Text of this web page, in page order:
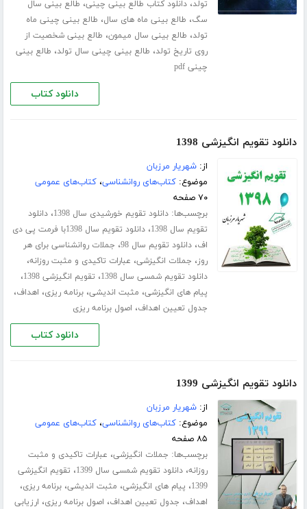
تولد،دانلود کتاب طالع بینی چینی، طالع بینی سال
سگ، طالع بینی ماه های سال، طالع بینی چینی ماه
تولد، طالع بینی سال میمون، طالع بینی شخصیت از
روی تاریخ تولد، طالع بینی چینی سال تولد، طالع بینی
چینی pdf
دانلود کتاب
دانلود تقویم انگیزشی 1398
از:شهریار مرزبان
موضوع:کتاب‌های روانشناسی،کتاب‌های عمومی
۷۰ صفحه
برچسب‌ها:دانلود تقویم خورشیدی سال 1398 ،دانلود
تقویم سال 1398
،
دانلود تقویم سال 1398با فرمت پی دی
اف،دانلود تقویم سال 98 ، جملات روانشناسی برای هر
روز، جملات انگیزشی، عبارات تاکیدی و مثبت روزانه،
دانلود تقویم شمسی سال 1398 ، تقویم انگیزشی 1398 ،
پیام های انگیزشی، مثبت اندیشی،برنامه ریزی، اهداف،
جدول تعیین اهداف، اصول برنامه ریزی
دانلود کتاب
دانلود تقویم انگیزشی 1399
از:شهریار مرزبان
موضوع:کتاب‌های روانشناسی،کتاب‌های عمومی
۸۵ صفحه
برچسب‌ها: جملات انگیزشی، عبارات تاکیدی و مثبت
روزانه،دانلود تقویم شمسی سال 1399 ، تقویم انگیزشی
1399، پیام های انگیزشی، مثبت اندیشی،برنامه ریزی،
اهداف، جدول تعیین اهداف، اصول برنامه ریزی، ارزیابی